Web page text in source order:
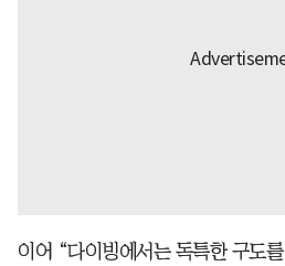
이어 “다이빙에서는 독특한 구도